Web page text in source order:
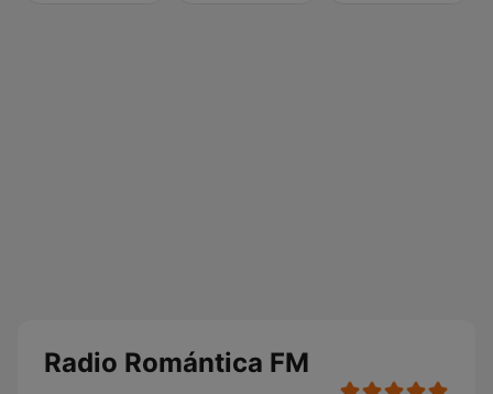
Radio Romántica FM